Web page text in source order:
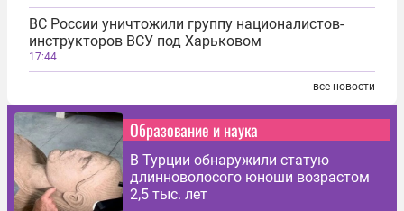
ВС России уничтожили группу националистов-
инструкторов ВСУ под Харьковом
17:44
все новости
Образование и наука
В Турции обнаружили статую
длинноволосого юноши возрастом
2,5 тыс. лет